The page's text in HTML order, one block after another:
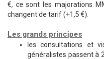
€, ce sont les majorations
changent de tarif (+1,5 €).
Les grands principes
les consultations et
généralistes passent à